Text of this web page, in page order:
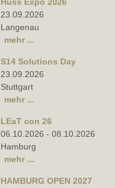
Huss Expo 2026
23.09.2026
Langenau
mehr ...
S14 Solutions Day
23.09.2026
Stuttgart
mehr ...
LEaT con 26
06.10.2026 - 08.10.2026
Hamburg
mehr ...
HAMBURG OPEN 2027